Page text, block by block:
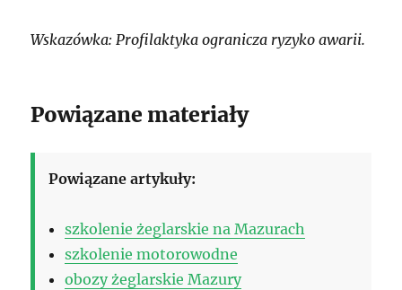
Wskazówka: Profilaktyka ogranicza ryzyko awarii.
Powiązane materiały
Powiązane artykuły:
szkolenie żeglarskie na Mazurach
szkolenie motorowodne
obozy żeglarskie Mazury